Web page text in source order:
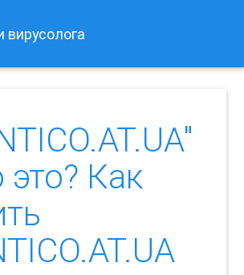
вирусолога
Как